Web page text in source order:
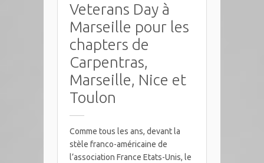
Veterans Day à
Marseille pour les
chapters de
Carpentras,
Marseille, Nice et
Toulon
Comme tous les ans, devant la
stèle franco-américaine de
l’association France Etats-Unis, le